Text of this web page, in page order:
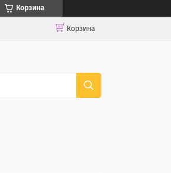
Корзина
Корзина